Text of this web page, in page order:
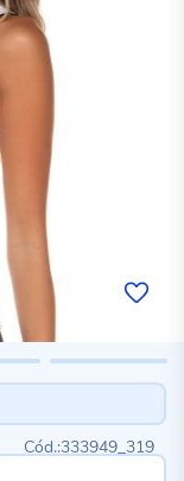
333949_319